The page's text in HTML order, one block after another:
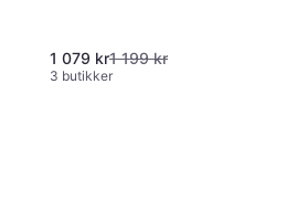
1 079 kr1 199 kr
3 butikker